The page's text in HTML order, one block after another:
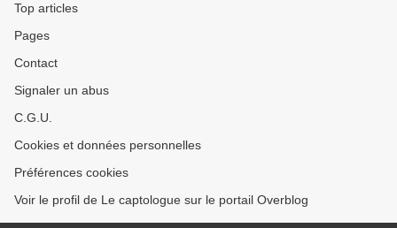
Top articles
Pages
Contact
Signaler un abus
C.G.U.
Cookies et données personnelles
Préférences cookies
Voir le profil de Le captologue sur le portail Overblog